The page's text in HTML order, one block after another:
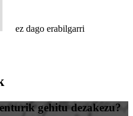
ez dago erabilgarri
gehitu dezakezu?